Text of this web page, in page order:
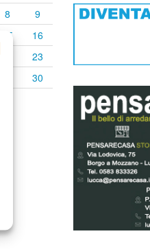
8
9
15
16
23
30